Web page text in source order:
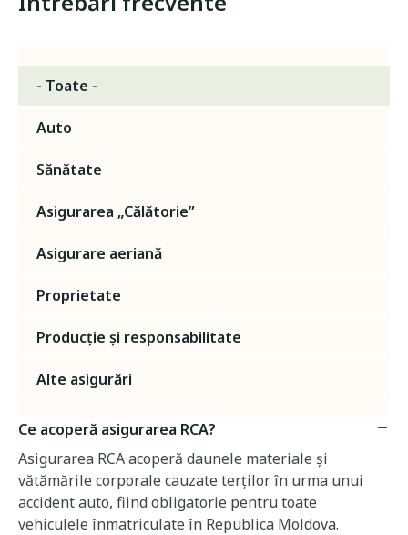
- Toate -
Auto
Sănătate
Asigurarea „Călătorie”
Asigurare aeriană
Proprietate
Producție și responsabilitate
Alte asigurări
Ce acoperă asigurarea RCA?
Asigurarea RCA acoperă daunele materiale și
vătămările corporale cauzate terților în urma unui
accident auto, fiind obligatorie pentru toate
vehiculele înmatriculate în Republica Moldova.